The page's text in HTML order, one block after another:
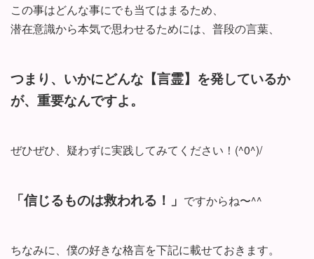
この事はどんな事にでも当てはまるため、
潜在意識から本気で思わせるためには、普段の言葉、
つまり、いかにどんな【言霊】を発しているか
が、重要なんですよ。
ぜひぜひ、疑わずに実践してみてください！(^0^)/
「信じるものは救われる！」 ですからね〜^^
ちなみに、僕の好きな格言を下記に載せておきます。